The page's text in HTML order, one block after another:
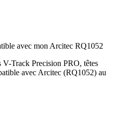
avec mon Arcitec RQ1052
Track Precision PRO, têtes
avec Arcitec (RQ1052) au